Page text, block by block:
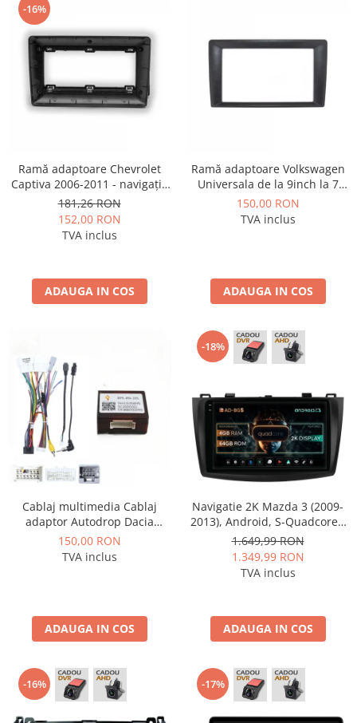
-16%
Ramă adaptoare Chevrolet
Captiva 2006-2011 - navigație
Android 9″, montaj dedicat
181,26 RON
152,00 RON
TVA inclus
ADAUGA IN COS
Ramă adaptoare Volkswagen
Universala de la 9inch la 7
inch - navigație Android 9″,
montaj dedicat
150,00 RON
TVA inclus
ADAUGA IN COS
Cablaj multimedia Cablaj
adaptor Autodrop Dacia
Duster (2015-2017) pentru
Navigații multimedia Android
150,00 RON
TVA inclus
ADAUGA IN COS
-18%
Navigatie 2K Mazda 3 (2009-
2013), Android, S-Quadcore /
4GB RAM + 64GB ROM, 9.5
Inch - AD-BGS90042K+AD-
BGRKIT320
1.649,99 RON
1.349,99 RON
TVA inclus
ADAUGA IN COS
-16% -17%